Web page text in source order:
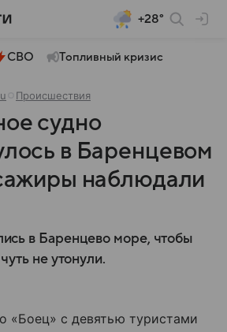
+28°
СВО Топливный кризис
Происшествия
судно
в Баренцевом
наблюдали
в Баренцево море, чтобы
не утонули.
«Боец» с девятью туристами